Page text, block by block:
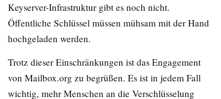
Keyserver-Infrastruktur gibt es noch nicht.
Öffentliche Schlüssel müssen mühsam mit der Hand
hochgeladen werden.
Trotz dieser Einschränkungen ist das Engagement
von Mailbox.org zu begrüßen. Es ist in jedem Fall
wichtig, mehr Menschen an die Verschlüsselung